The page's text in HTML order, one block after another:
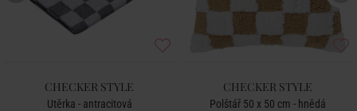
CHECKER STYLE
Utěrka - antracitová
CHECKER STYLE
Polštář 50 x 50 cm - hnědá